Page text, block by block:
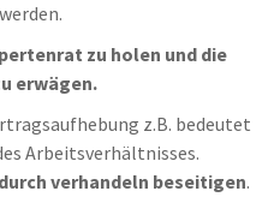
zu holen und die
erwägen.
z.B. bedeutet
Arbeitsverhältnisses.
verhandeln beseitigen.